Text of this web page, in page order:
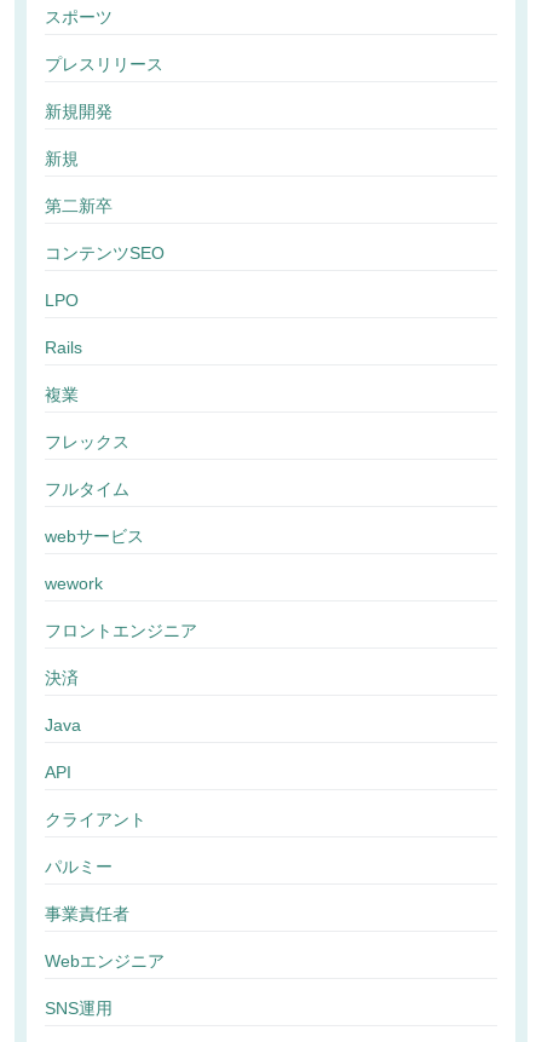
スポーツ
プレスリリース
新規開発
新規
第二新卒
コンテンツSEO
LPO
Rails
複業
フレックス
フルタイム
webサービス
wework
フロントエンジニア
決済
Java
API
クライアント
パルミー
事業責任者
Webエンジニア
SNS運用